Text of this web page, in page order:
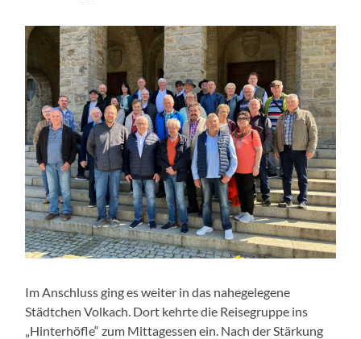
Im Anschluss ging es weiter in das nahegelegene
Städtchen Volkach. Dort kehrte die Reisegruppe ins
„Hinterhöfle“ zum Mittagessen ein. Nach der Stärkung